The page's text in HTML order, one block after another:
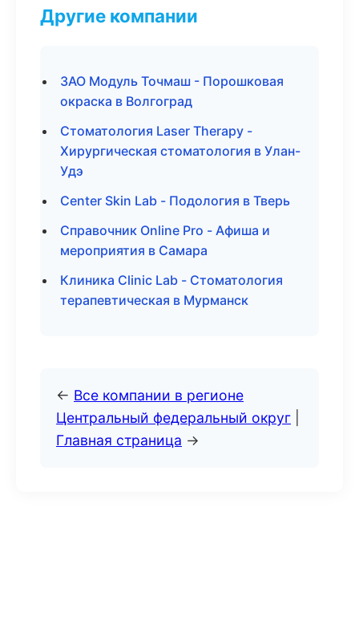
Другие компании
ЗАО Модуль Точмаш - Порошковая
окраска в Волгоград
Стоматология Laser Therapy -
Хирургическая стоматология в Улан-
Удэ
Center Skin Lab - Подология в Тверь
Справочник Online Pro - Афиша и
мероприятия в Самара
Клиника Clinic Lab - Стоматология
терапевтическая в Мурманск
← Все компании в регионе
Центральный федеральный округ
Главная страница →